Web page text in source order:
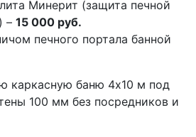
Минерит (защита печной
– 15 000 руб.
печного портала банной
каркасную баню 4х10 м под
100 мм без посредников и